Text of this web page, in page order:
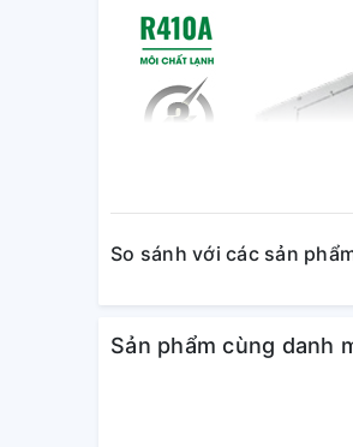
So sánh với các sản
Sản phẩm cùng danh